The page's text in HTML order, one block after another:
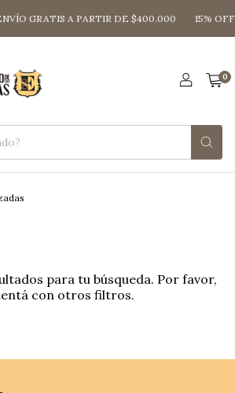
GRATIS A PARTIR DE $400.000 15%
0
para tu búsqueda. Por favor,
con otros filtros.